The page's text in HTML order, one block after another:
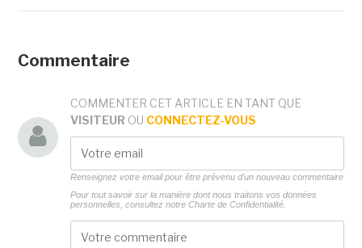
Commentaire
COMMENTER CET ARTICLE EN TANT QUE
VISITEUR OU CONNECTEZ-VOUS
Renseignez votre email pour être prévenu d'un nouveau commentaire
Pour tout savoir sur la manière dont nous traitons vos données
personnelles, consultez notre Charte de Confidentialité.